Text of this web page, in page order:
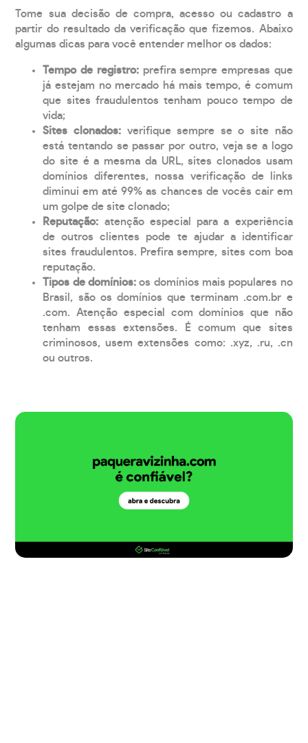
Tome sua decisão de compra, acesso ou cadastro a
partir do resultado da verificação que fizemos. Abaixo
algumas dicas para você entender melhor os dados:
Tempo de registro: prefira sempre empresas que
já estejam no mercado há mais tempo, é comum
que sites fraudulentos tenham pouco tempo de
vida;
Sites clonados: verifique sempre se o site não
está tentando se passar por outro, veja se a logo
do site é a mesma da URL, sites clonados usam
domínios diferentes, nossa verificação de links
diminui em até 99% as chances de vocês cair em
um golpe de site clonado;
Reputação: atenção especial para a experiência
de outros clientes pode te ajudar a identificar
sites fraudulentos. Prefira sempre, sites com boa
reputação.
Tipos de domínios:os domínios mais populares no
Brasil, são os domínios que terminam .com.br e
.com. Atenção especial com domínios que não
tenham essas extensões. É comum que sites
criminosos, usem extensões como: .xyz, .ru, .cn
ou outros.